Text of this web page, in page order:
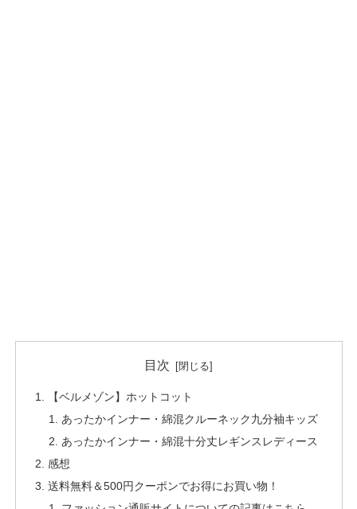
目次
【ベルメゾン】ホットコット
あったかインナー・綿混クルーネック九分袖キッズ
あったかインナー・綿混十分丈レギンスレディース
感想
送料無料＆500円クーポンでお得にお買い物！